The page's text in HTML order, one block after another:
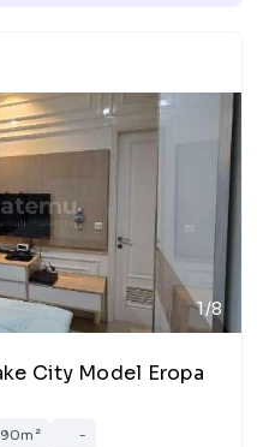
1/8
City Model Eropa
90m² -